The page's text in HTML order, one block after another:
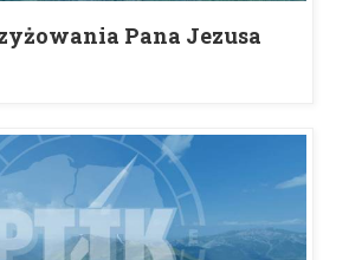
Pana Jezusa